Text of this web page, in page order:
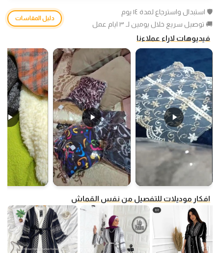
🛡️ استبدال واسترجاع لمدة ١٤ يوم
🚚 توصيل سريع خلال يومين لـ ٣ ايام عمل
دليل المقاسات
فيديوهات لاراء عملاءنا
افكار موديلات للتفصيل من نفس القماش